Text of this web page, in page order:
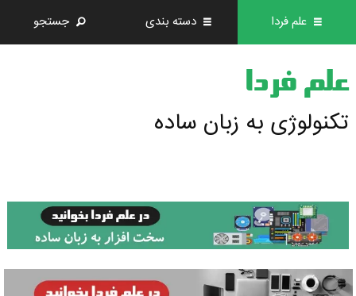
علم فردا دسته بندی جستجو
علم فردا
تکنولوژی به زبان ساده